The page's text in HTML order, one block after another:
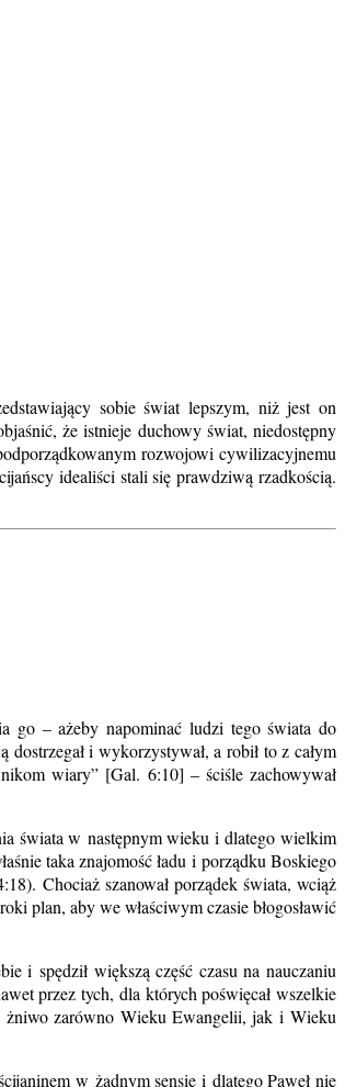
sobie świat lepszym, niż jest on
że istnieje duchowy świat, niedostępny
rozwojowi cywilizacyjnemu
idealiści stali się prawdziwą rzadkością.
go – ażeby napominać ludzi tego świata do
dostrzegał i wykorzystywał, a robił to z całym
wiary” [Gal. 6:10] – ściśle zachowywał
świata w następnym wieku i dlatego wielkim
taka znajomość ładu i porządku Boskiego
Chociaż szanował porządek świata, wciąż
plan, aby we właściwym czasie błogosławić
i spędził większą część czasu na nauczaniu
przez tych, dla których poświęcał wszelkie
żniwo zarówno Wieku Ewangelii, jak i Wieku
w żadnym sensie i dlatego Paweł nie